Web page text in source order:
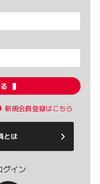
新規会員登録はこちら
グイン